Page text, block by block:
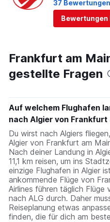
37 Bewertungen
Bewertungen
Frankfurt am
gestellte Fragen
Auf welchem Flughafen
nach Algier von Frankfurt
Du wirst nach Algiers
Algier von Frankfurt am
Nach deiner Landung in
11,1 km reisen, um ins
einzige Flughafen in Algier
ankommende Flüge von
Airlines führen täglich
nach ALG durch. Daher
Reiseplanung etwas
finden, die für dich am